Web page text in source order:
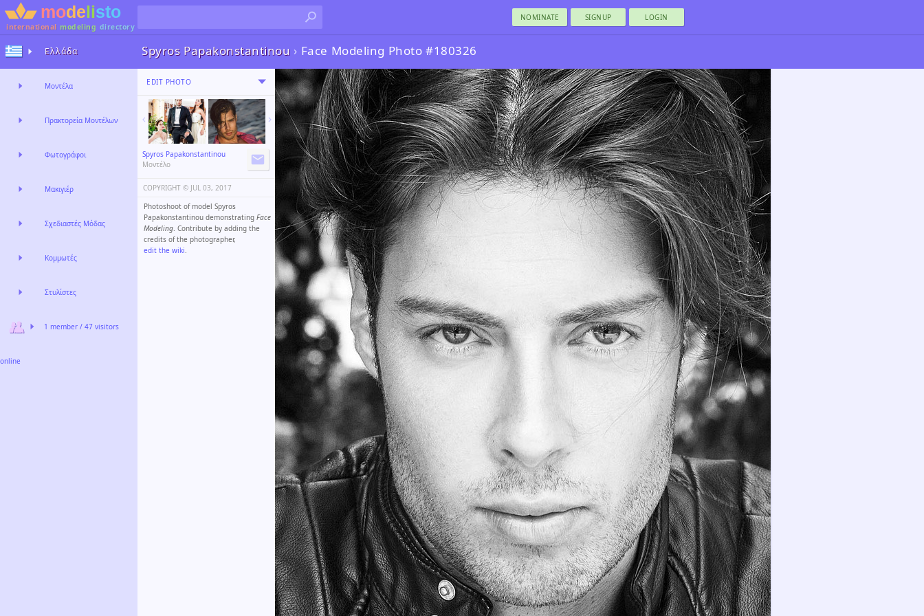
international modeling directory
NOMINATE SIGNUP LOGIN
Spyros Papakonstantinou › Face Modeling Photo #180326
EDIT PHOTO
Spyros Papakonstantinou
Μοντέλο
COPYRIGHT ©️ JUL 03, 2017
Photoshoot of model Spyros
Papakonstantinou demonstrating Face
Modeling. Contribute by adding the
credits of the photographer,
edit the wiki.
Ελλάδα
Μοντέλα
Πρακτορεία Μοντέλων
Φωτογράφοι
Μακιγιέρ
Σχεδιαστές Μόδας
Κομμωτές
Στυλίστες
1 member / 47 visitors
online